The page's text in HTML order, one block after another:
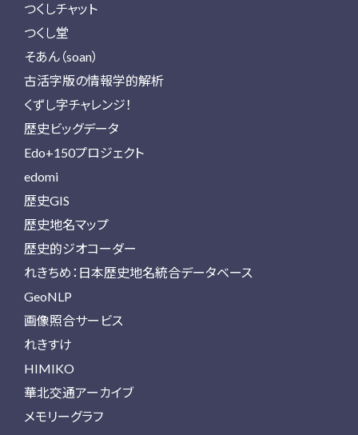
つくしチャット
つくし堂
そあん（soan）
古活字版の情報学的解析
くずし字チャレンジ！
歴史ビッグデータ
Edo+150プロジェクト
edomi
歴史GIS
歴史地名マップ
歴史的ジオコーダー
れきちめ：日本歴史地名統合データベース
GeoNLP
画像照合サービス
れきすけ
HIMIKO
華北交通アーカイブ
メモリーグラフ